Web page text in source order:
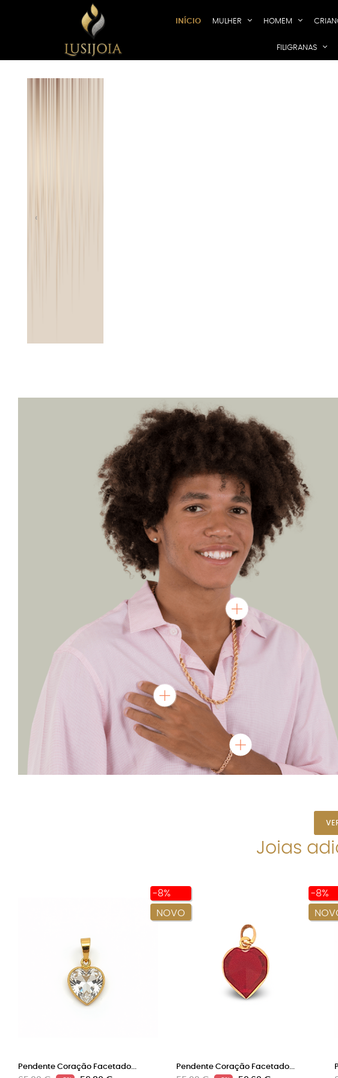
INÍCIO MULHER HOMEM
FILIGRANAS
‹Previous
Joias
-8%
NOVO
Pendente Coração Facetado...
-8%
Pendente Coração Facetado...